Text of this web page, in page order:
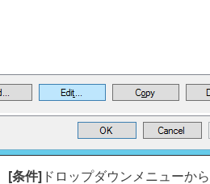
[条件]ドロップダウンメニューから